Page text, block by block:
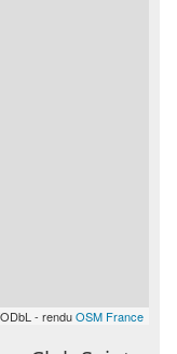
- renduOSM France